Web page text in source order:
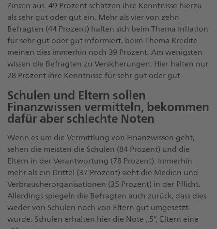
Zinsen aus. 49 Prozent schätzen ihre Kenntnisse hierzu
als sehr gut oder gut ein. Mehr als vier von zehn
Befragten (44 Prozent) halten sich beim Thema Inflation
für sehr gut oder gut informiert, beim Thema Kredite
meinen dies immerhin noch 39 Prozent. Am wenigsten
wissen die Befragten zu Versicherungen. Hier halten nur
28 Prozent ihre Kenntnisse für sehr gut oder gut.
Schulen und Eltern sollen
Finanzwissen vermitteln, bekommen
dafür aber schlechte Noten
Wenn es um die Vermittlung von Finanzwissen geht,
sehen die meisten die Schulen (84 Prozent) und die
Eltern in der Verantwortung (78 Prozent). Immerhin
mehr als ein Drittel (37 Prozent) sieht die Medien und
Verbraucherorganisationen (35 Prozent) in der Pflicht.
Allerdings spiegeln die Befragten auch zurück, dass dies
weder von Schulen noch von Eltern gut umgesetzt
wurde: Schulen erhalten hier die Note „5“, Eltern eine